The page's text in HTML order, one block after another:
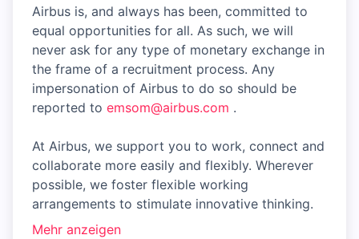
Airbus is, and always has been, committed to
equal opportunities for all. As such, we will
never ask for any type of monetary exchange in
the frame of a recruitment process. Any
impersonation of Airbus to do so should be
reported to emsom@airbus.com .
At Airbus, we support you to work, connect and
collaborate more easily and flexibly. Wherever
possible, we foster flexible working
arrangements to stimulate innovative thinking.
Mehr anzeigen